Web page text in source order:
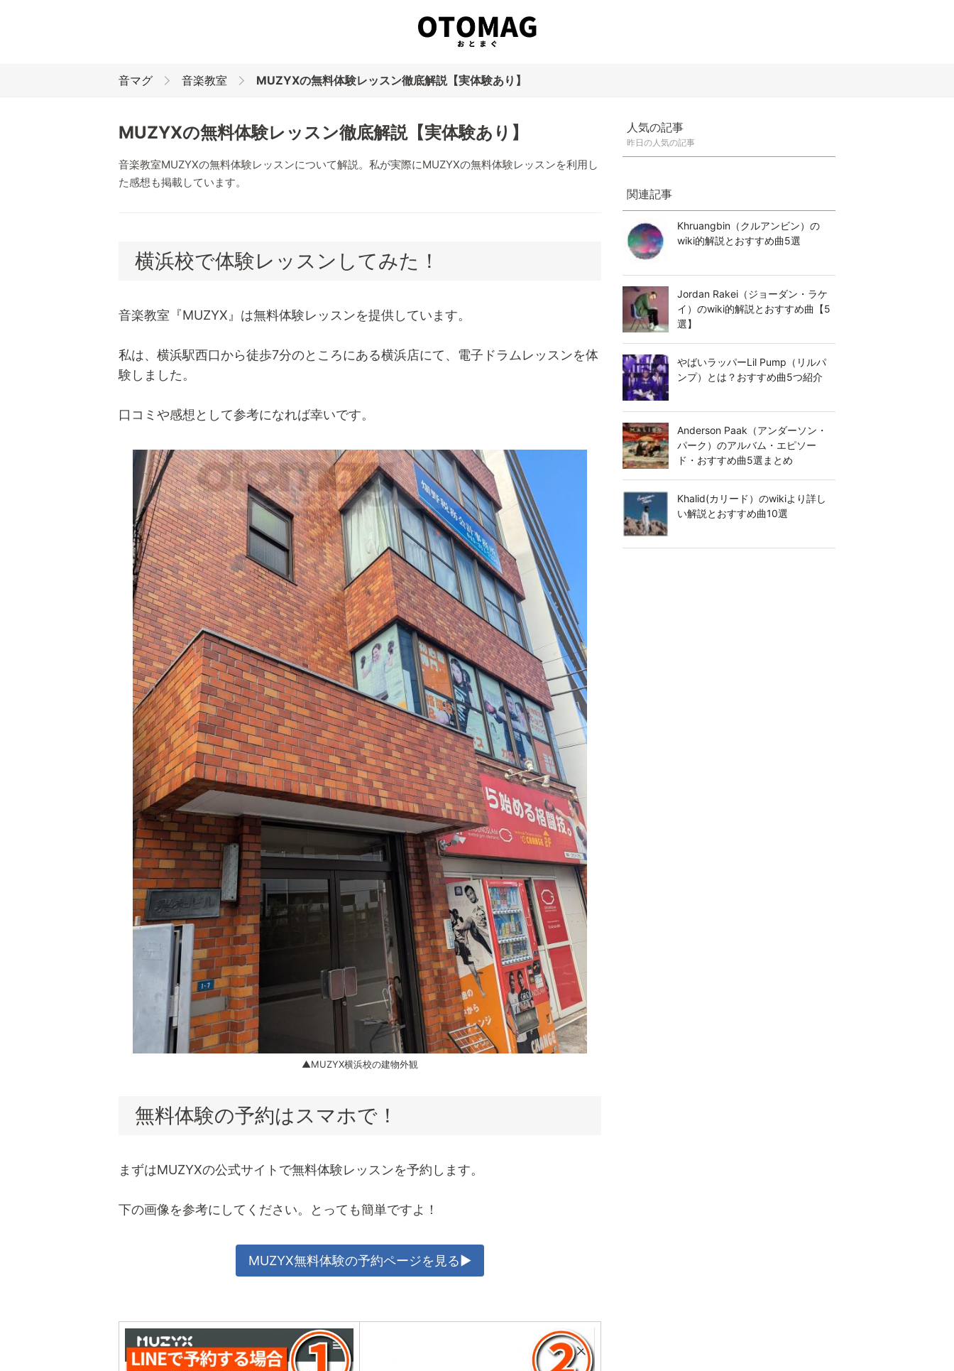
音マグ 音楽教室 MUZYXの無料体験レッスン徹底解説【実体験あり】
MUZYXの無料体験レッスン徹底解説【実体験あり】
音楽教室MUZYXの無料体験レッスンについて解説。私が実際にMUZYXの無料体験レッスンを利用し
た感想も掲載しています。
横浜校で体験レッスンしてみた！
音楽教室『MUZYX』は無料体験レッスンを提供しています。
私は、横浜駅西口から徒歩7分のところにある横浜店にて、電子ドラムレッスンを体
験しました。
口コミや感想として参考になれば幸いです。
▲MUZYX横浜校の建物外観
無料体験の予約はスマホで！
まずはMUZYXの公式サイトで無料体験レッスンを予約します。
下の画像を参考にしてください。とっても簡単ですよ！
MUZYX無料体験の予約ページを見る▶
人気の記事
昨日の人気の記事
関連記事
Khruangbin（クルアンビン）の
wiki的解説とおすすめ曲5選
Jordan Rakei（ジョーダン・ラケ
イ）のwiki的解説とおすすめ曲【5
選】
やばいラッパーLil Pump（リルパ
ンプ）とは？おすすめ曲5つ紹介
Anderson Paak（アンダーソン・
パーク）のアルバム・エピソー
ド・おすすめ曲5選まとめ
Khalid(カリード）のwikiより詳し
い解説とおすすめ曲10選